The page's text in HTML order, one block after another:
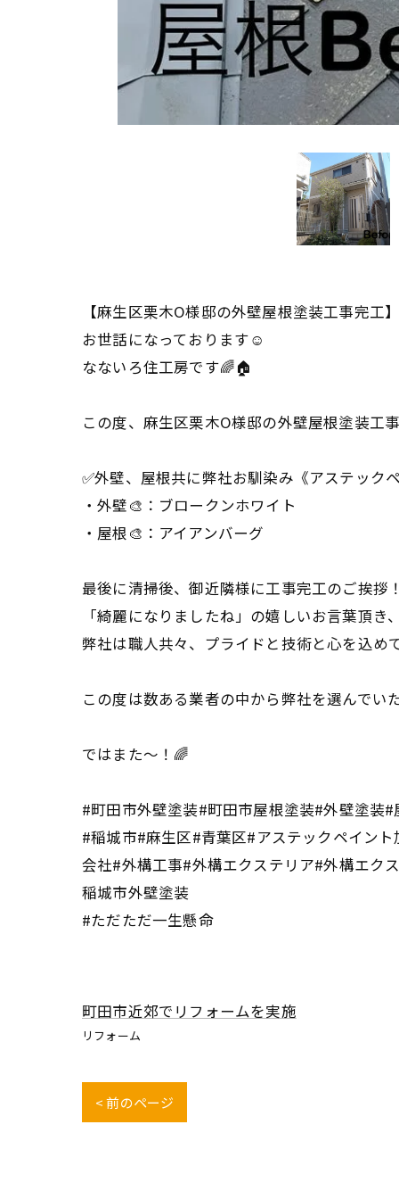
【麻生区栗木O様邸の外壁屋根塗装工事完工
お世話になっております☺️
なないろ住工房です🌈🏠
この度、麻生区栗木O様邸の外壁屋根塗装工
✅外壁、屋根共に弊社お馴染み《アステック
・外壁🎨：ブロークンホワイト
・屋根🎨：アイアンバーグ
最後に清掃後、御近隣様に工事完工のご挨拶
「綺麗になりましたね」の嬉しいお言葉頂
弊社は職人共々、プライドと技術と心を込め
この度は数ある業者の中から弊社を選んでい
ではまた〜！🌈
#町田市外壁塗装#町田市屋根塗装#外壁塗装
#稲城市#麻生区#青葉区#アステックペイン
会社#外構工事#外構エクステリア#外構エク
稲城市外壁塗装
#ただただ一生懸命
町田市近郊でリフォームを実施
リフォーム
< 前のページ